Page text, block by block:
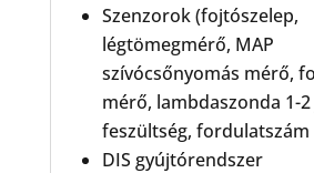
Szenzorok (fojtószelep,
légtömegmérő, MAP
szívócsőnyomás mérő,
mérő, lambdaszonda 1-2
feszültség, fordulatszám
DIS gyújtórendszer